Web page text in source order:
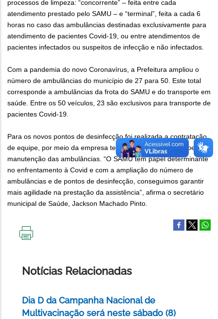
processos de limpeza: “concorrente” – feita entre cada
atendimento prestado pelo SAMU – e “terminal”, feita a cada 6
horas no caso das ambulâncias destinadas exclusivamente para
atendimento de pacientes Covid-19, ou entre atendimentos de
pacientes infectados ou suspeitos de infecção e não infectados.
Com a pandemia do novo Coronavírus, a Prefeitura ampliou o
número de ambulâncias do município de 27 para 50. Este total
corresponde a ambulâncias da frota do SAMU e do transporte em
saúde. Entre os 50 veículos, 23 são exclusivos para transporte de
pacientes Covid-19.
Para os novos pontos de desinfecção foi realizada a contratação
de equipe, por meio da empresa terceirizada responsável pela
manutenção das ambulâncias. “O SAMU tem papel determinante
no enfrentamento à Covid e com a ampliação do número de
ambulâncias e de pontos de desinfecção, conseguimos garantir
mais agilidade na prestação da assistência”, afirma o secretário
municipal de Saúde, Jackson Machado Pinto.
Notícias Relacionadas
Dia D da Campanha Nacional de
Multivacinação será neste sábado (8)